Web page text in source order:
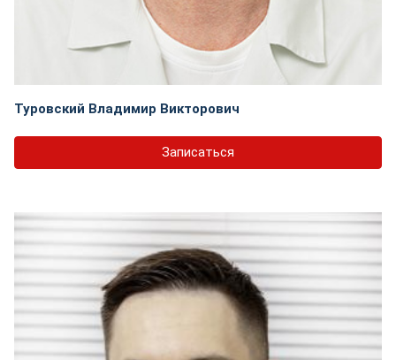
Туровский Владимир Викторович
Записаться